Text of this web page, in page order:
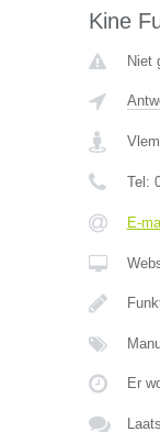
Kine
Niet
Tel:
E-
Er